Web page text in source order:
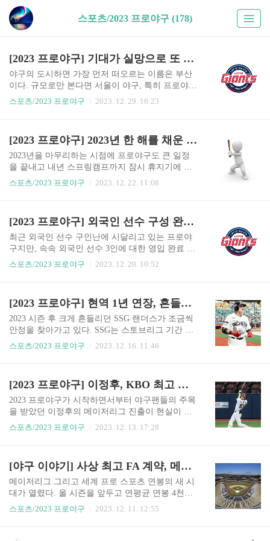
스포츠/2023 프로야구 (178)
[2023 프로야구] 기대가 실망으로 또 한 번의 아쉬움 가득했던 시즌, 롯데 자이언츠
야구의 도시하면 가장 먼저 떠오르는 이름은 부산
이다. 규모로만 본다면 서울이 야구, 특히 프로야구
에서 가장 큰 시장이지만, 부산의 야구 열기는 전국
하면 홈구장은 매 경기 매진 사례를 이루고 인근 상
권이 활성화되는 곳이 부산이다. 하지만 롯데는 이
런 홈 팬들의 응원 열기와 그에 비례해 큰 기대를
제대로 충족하지 못하고 있다. 롯데는 2017 시즌 포
스트시즌 진출 이후 단 한 번도 포스트시즌, 가을야
한 관심과 응원 열기가 때로는 부진한 성적의 팀과
선수들에 대..
스포츠/2023 프로야구 2023. 12. 29. 16:23
[2023 프로야구] 2023년 한 해를 채운 프로야구 중요 뉴스들
2023년을 마무리하는 시점에 프로야구도 큰 일정
을 끝내고 내년 스프링캠프까지 잠시 휴지기에 들
어갈 예정이다. 아직 FA 시장에서 미 계약 선수가
포함된 선수들의 연봉 계약 등이 남아있지만, 이는
올해 해결해야 할 현안은 아니다. 프로야구는 다시
부활된 2차 드래프트라는 큰 행사를 치렀고 연말
각종 시상식을 통해 한 해를 정리하는 시간을 보내
고 있다. 마무리 훈련을 끝낸 선수들은 각자의 일정
이지로 남을 2023년 프로야구는 여러 주목할 만한
일들이 있었다...
스포츠/2023 프로야구 2023. 12. 22. 11:08
[2023 프로야구] 외국인 선수 구성 완료 롯데, 투수는 안정, 타자는 장타력 보강
최근 외국인 선수 구인난에 시달리고 있는 프로야
구지만, 속속 외국인 선수 3인에 대한 영입 완료 소
식이 줄을 잇고 있있다. 그 소식 속에 롯데도 포함
양타의 외야수 레이예스를 영입했다. 롯데는 애초
반즈와 월커슨과는 재계약, 새로운 외국인 타자 영
입을 계획했고 그 계획대로 외국인 선수 구성을 했
다. 이 중 시즌 후 얼마 안 지나 재계약에 합의한 윌
커슨과 달리 반즈에 대해서는 그가 메이저리그 도
고민을 덜 수 있었다. 롯데 외국인 선수 구성은 마
운드는 안정, 타자는 장타..
스포츠/2023 프로야구 2023. 12. 20. 10:52
[2023 프로야구] 현역 1년 연장, 흔들리는 SSG의 구심점 자처한 추신수
2023 시즌 후 크게 흔들리던 SSG 랜더스가 조금씩
안정을 찾아가고 있다. SSG는 스토브리그 기간 파
행적인 구단 운영으로 안팎의 비난을 받았고 창단
격 경질로 시작한 파행은 2차 드래프트에서 팀의
역사를 상징하는 선수인 김강민의 한화행으로 절
정에 달했다. 김강민은 SSG의 전신인 SK 와이번스
에서 프로에 데뷔한 이후 한 팀에서만 선수 생활을
한 원클럽맨으로 두 팀의 우승 역사와 모두 함께 했
있는 클러치 능력은 그의 존재감을 높였다. 여기에
40살이 넘은 ..
스포츠/2023 프로야구 2023. 12. 16. 11:46
[2023 프로야구] 이정후, KBO 최고 타자의 초 대형 계약 메이저리그행
2023 프로야구가 시작하면서부터 야구팬들의 주목
을 받았던 이정후의 메이저리그 진출이 현실이 됐
다. 그것도 예상을 크게 뛰어넘는 초대형 계약과 함
이언츠와 계약에 합의한 것으로 보인다. 신체검사
등의 절차가 남았지만, 복수의 언론에서 관련 보도
를 내놓는 상황에서 공식 발표까지 큰 문제가 없을
것으로 보인다. 이정후에 대한 메이저리그 구단들
의 관심이 일찍부터 있었고 올 시즌에서 복수의 메
장을 찾는 모습을 볼 수 있었지만, 대박이라는 말이
스포츠/2023 프로야구 2023. 12. 13. 17:28
[야구 이야기] 사상 최고 FA 계약, 메이저리그 전설이 되어 가는 오타니
메이저리그 그리고 세계 프로 스포츠 연봉의 새 시
대가 열렸다. 올 시즌을 앞두고 연평균 연봉 4천만
달러 이상의 계약이 있었지만, 이번에는 5천만 달
그 진출 후 6시즌을 보낸 그는 올 시즌 후 FA 자격
스포츠/2023 프로야구 2023. 12. 11. 12:55